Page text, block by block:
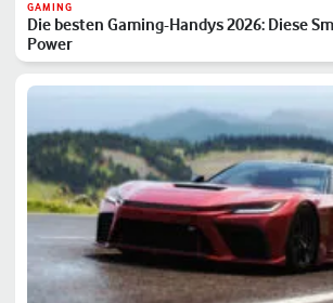
GAMING
Die besten Gaming-Handys 2026: Diese
Power